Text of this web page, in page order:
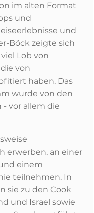
im alten Format
und
und
Böck zeigte sich
Lob von
von
haben. Das
wurde von den
vor allem die
erwerben, an einer
einem
teilnehmen. In
sie zu den Cook
und Israel sowie